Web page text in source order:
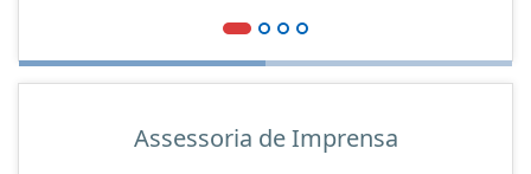
Assessoria de Imprensa